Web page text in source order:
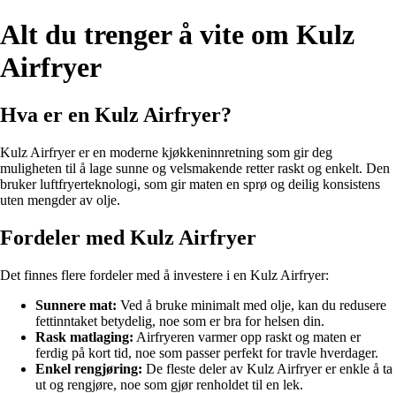
Alt du trenger å vite om Kulz
Airfryer
Hva er en Kulz Airfryer?
Kulz Airfryer er en moderne kjøkkeninnretning som gir deg
muligheten til å lage sunne og velsmakende retter raskt og enkelt. Den
bruker luftfryerteknologi, som gir maten en sprø og deilig konsistens
uten mengder av olje.
Fordeler med Kulz Airfryer
Det finnes flere fordeler med å investere i en Kulz Airfryer:
Sunnere mat: Ved å bruke minimalt med olje, kan du redusere
fettinntaket betydelig, noe som er bra for helsen din.
Rask matlaging: Airfryeren varmer opp raskt og maten er
ferdig på kort tid, noe som passer perfekt for travle hverdager.
Enkel rengjøring: De fleste deler av Kulz Airfryer er enkle å ta
ut og rengjøre, noe som gjør renholdet til en lek.